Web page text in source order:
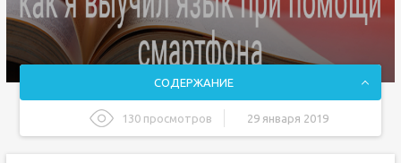
СОДЕРЖАНИЕ
130 просмотров 29 января 2019